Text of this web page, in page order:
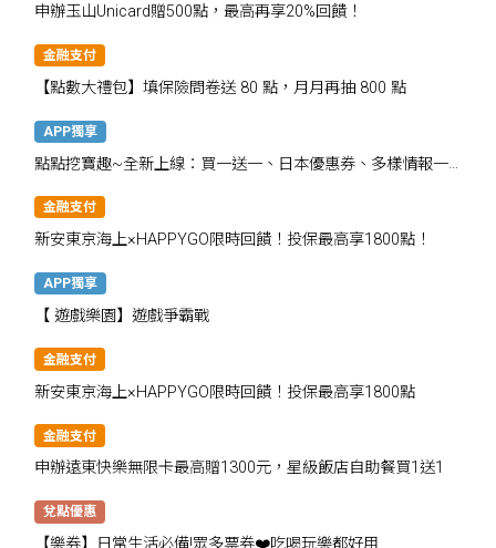
申辦玉山Unicard贈500點，最高再享20%回饋！
金融支付
【點數大禮包】填保險問卷送 80 點，月月再抽 800 點
APP獨享
點點挖寶趣~全新上線：買一送一、日本優惠券、多樣情報一
金融支付
新安東京海上×HAPPYGO限時回饋！投保最高享1800點！
APP獨享
【 遊戲樂園】遊戲爭霸戰
金融支付
新安東京海上×HAPPYGO限時回饋！投保最高享1800點
金融支付
申辦遠東快樂無限卡最高贈1300元，星級飯店自助餐買1送1
兌點優惠